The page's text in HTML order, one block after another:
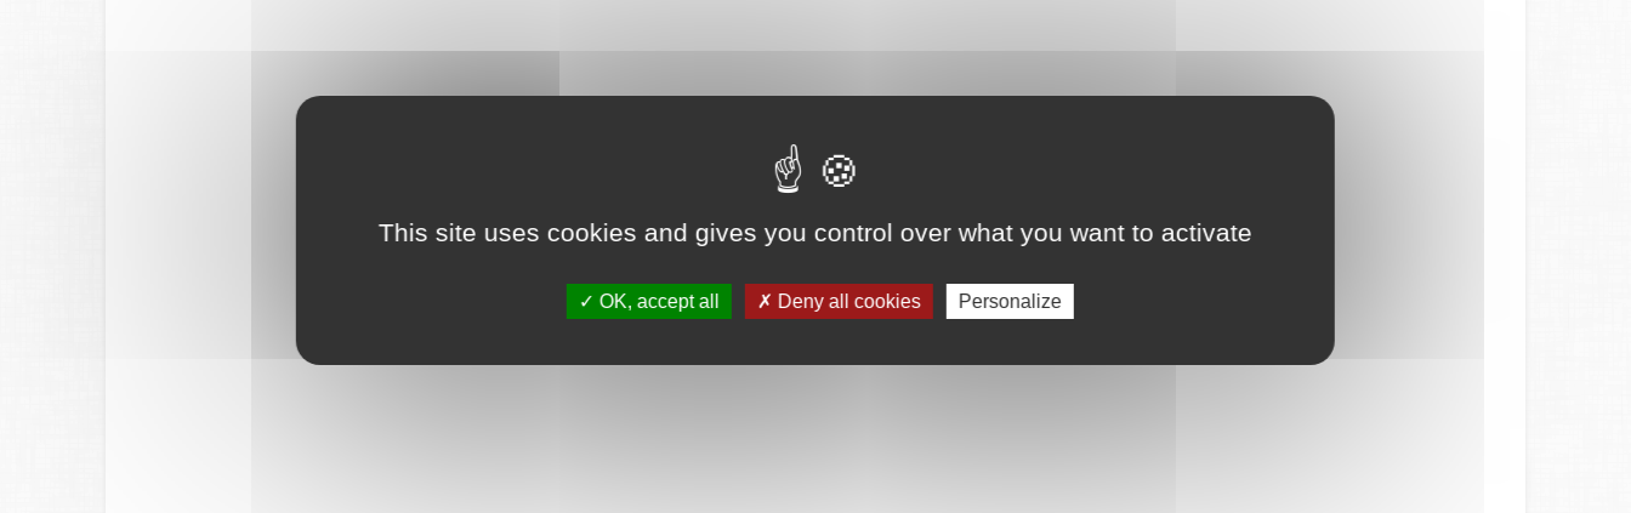
This site uses cookies and gives you control over what you want to activate
OK, accept all Deny all cookies Personalize